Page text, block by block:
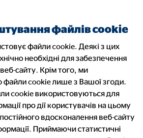
консультанта
пенсійне
файлів cookie
файли cookie. Деякі з цих
необхідні для забезпечення
сайту. Крім того, ми
файли cookie лише з Вашої згоди.
cookie використовуються для
про дії користувачів на цьому
вдосконалення веб-сайту
Приймаючи статистичні